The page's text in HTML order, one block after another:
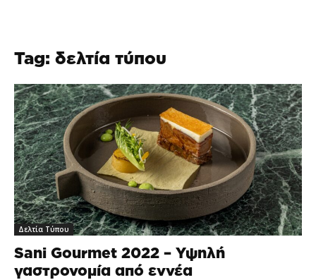
Tag: δελτία τύπου
Δελτία Τύπου
Sani Gourmet 2022 – Υψηλή
γαστρονομία από εννέα